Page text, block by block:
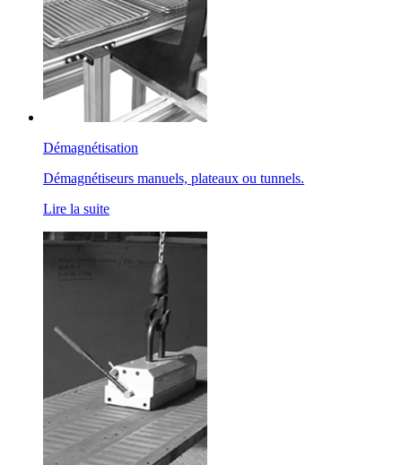
Démagnétisation
Démagnétiseurs manuels, plateaux ou tunnels.
Lire la suite